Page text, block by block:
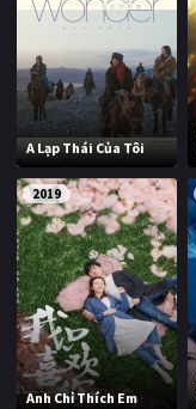
A Lạp Thái Của Tôi
2019
Anh Chỉ Thích Em